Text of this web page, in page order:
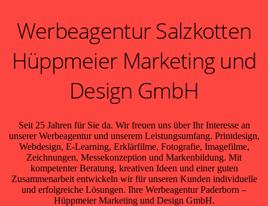
Werbeagentur Salzkotten
Hüppmeier Marketing und
Design GmbH
Seit 25 Jahren für Sie da. Wir freuen uns über Ihr Interesse an
unserer Werbeagentur und unserem Leistungsumfang. Printdesign,
Webdesign, E-Learning, Erklärfilme, Fotografie, Imagefilme,
Zeichnungen, Messekonzeption und Markenbildung. Mit
kompetenter Beratung, kreativen Ideen und einer guten
Zusammenarbeit entwickeln wir für unseren Kunden individuelle
und erfolgreiche Lösungen. Ihre Werbeagentur Paderborn –
Hüppmeier Marketing und Design GmbH.